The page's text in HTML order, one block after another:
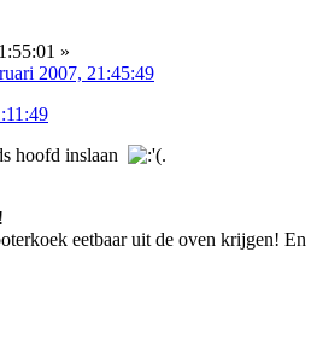
»
2007, 21:45:49
hoofd inslaan
.
eetbaar uit de oven krijgen!